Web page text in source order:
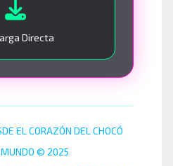
Directa
EL CORAZÓN DEL CHOCÓ
MUNDO © 2025